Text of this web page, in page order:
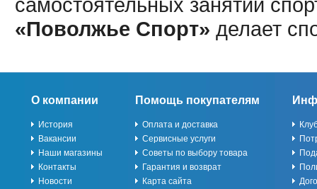
«Поволжье Спорт» делает
О компании
История
Вакансии
Наши магазины
Контакты
Новости
Помощь покупателям
Оплата и доставка
Сервисные услуги
Советы по выбору товара
Гарантия и возврат
Карта сайта